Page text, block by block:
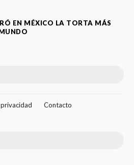
EN MÉXICO LA TORTA MÁS
Contacto